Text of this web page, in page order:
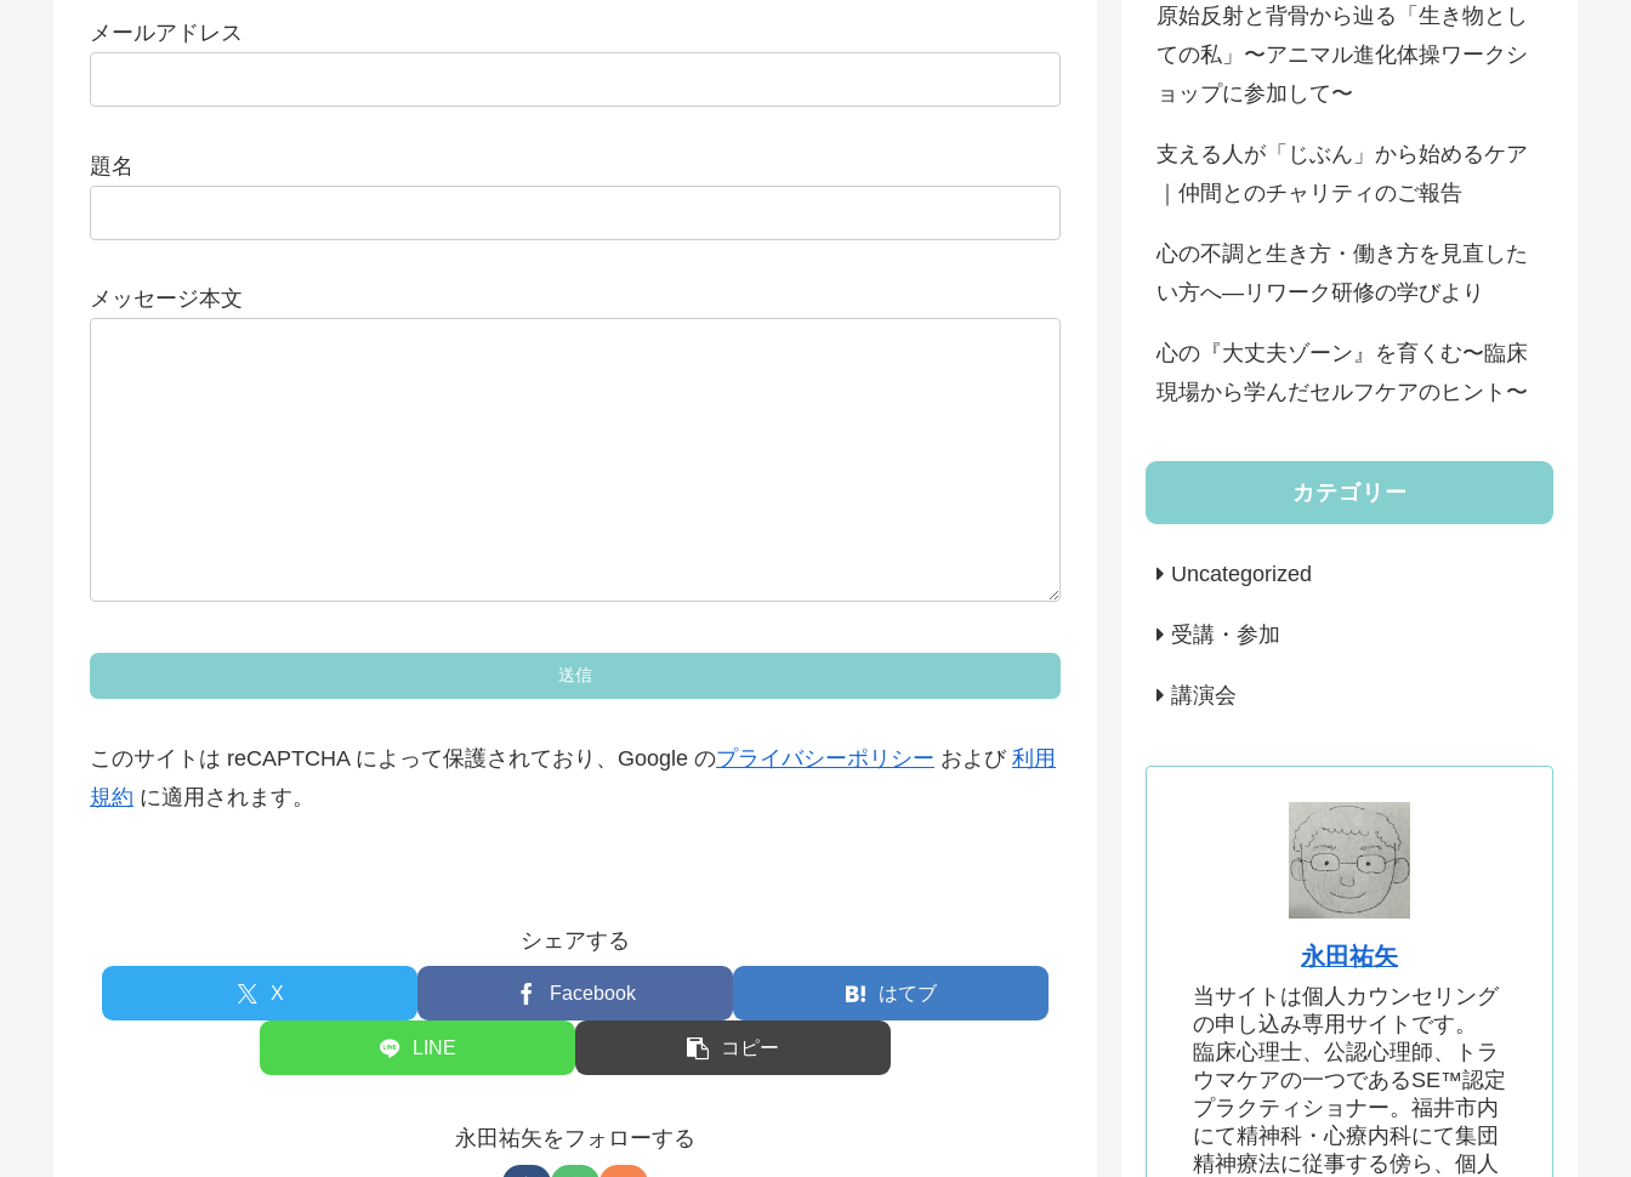
メールアドレス
題名
メッセージ本文
このサイトは reCAPTCHA によって保護されており、Google のプライバシーポリシー および 利用
規約 に適用されます。
シェアする
X Facebook はてブ
LINE コピー
永田祐矢をフォローする
原始反射と背骨から辿る「生き物とし
ての私」〜アニマル進化体操ワークシ
ョップに参加して〜
支える人が「じぶん」から始めるケア
｜仲間とのチャリティのご報告
心の不調と生き方・働き方を見直した
い方へ―リワーク研修の学びより
心の『大丈夫ゾーン』を育くむ〜臨床
現場から学んだセルフケアのヒント〜
カテゴリー
Uncategorized
受講・参加
講演会
永田祐矢
当サイトは個人カウンセリング
の申し込み専用サイトです。
臨床心理士、公認心理師、トラ
ウマケアの一つであるSE™認定
プラクティショナー。福井市内
にて精神科・心療内科にて集団
精神療法に従事する傍ら、個人